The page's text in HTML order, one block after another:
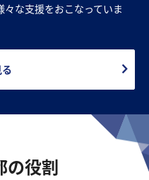
々な支援をおこなっていま
の役割